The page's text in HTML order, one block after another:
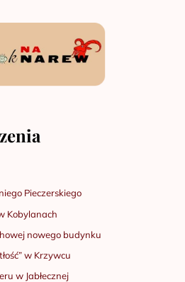
Pieczerskiego
Kobylanach
nowego budynku
w Krzywcu
w Jabłecznej